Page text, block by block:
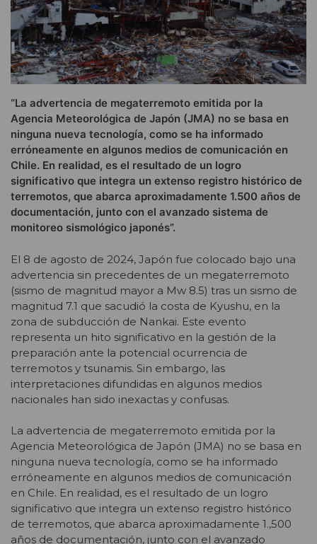
“La advertencia de megaterremoto emitida por la
Agencia Meteorológica de Japón (JMA) no se basa en
ninguna nueva tecnología, como se ha informado
erróneamente en algunos medios de comunicación en
Chile. En realidad, es el resultado de un logro
significativo que integra un extenso registro histórico de
terremotos, que abarca aproximadamente 1.500 años de
documentación, junto con el avanzado sistema de
monitoreo sismológico japonés”.
El 8 de agosto de 2024, Japón fue colocado bajo una
advertencia sin precedentes de un megaterremoto
(sismo de magnitud mayor a Mw 8.5) tras un sismo de
magnitud 7.1 que sacudió la costa de Kyushu, en la
zona de subducción de Nankai. Este evento
representa un hito significativo en la gestión de la
preparación ante la potencial ocurrencia de
terremotos y tsunamis. Sin embargo, las
interpretaciones difundidas en algunos medios
nacionales han sido inexactas y confusas.
La advertencia de megaterremoto emitida por la
Agencia Meteorológica de Japón (JMA) no se basa en
ninguna nueva tecnología, como se ha informado
erróneamente en algunos medios de comunicación
en Chile. En realidad, es el resultado de un logro
significativo que integra un extenso registro histórico
de terremotos, que abarca aproximadamente 1.,500
años de documentación, junto con el avanzado